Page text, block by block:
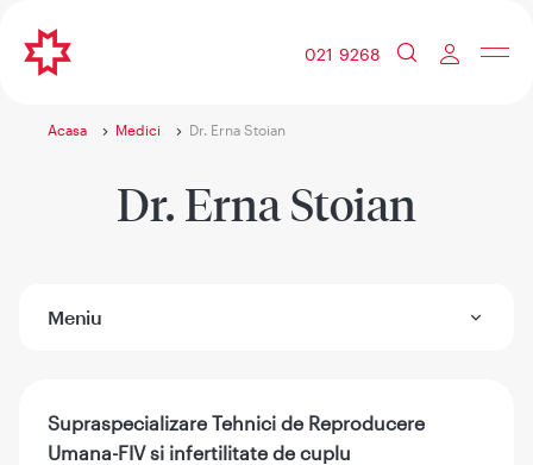
021 9268
Acasa Medici Dr. Erna Stoian
Dr. Erna Stoian
Meniu
Supraspecializare Tehnici de Reproducere
Umana-FIV si infertilitate de cuplu